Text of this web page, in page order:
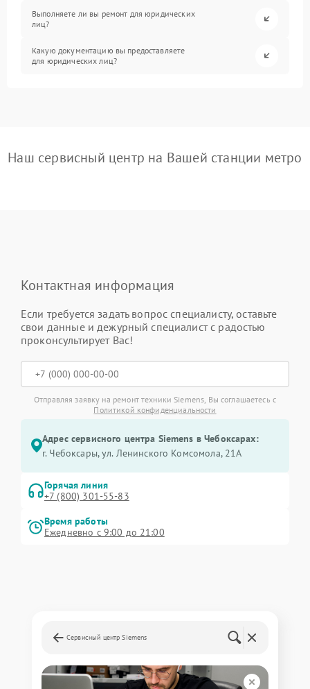
Выполняете ли вы ремонт для юридических
лиц?
Какую документацию вы предоставляете
для юридических лиц?
Наш сервисный центр на Вашей станции метро
Контактная информация
Если требуется задать вопрос специалисту, оставьте
свои данные и дежурный специалист с радостью
проконсультирует Вас!
Отправляя заявку на ремонт техники Siemens, Вы соглашаетесь с
Политикой конфиденциальности
Адрес сервисного центра Siemens в Чебоксарах:
г. Чебоксары, ул. Ленинского Комсомола, 21А
Горячая линия
+7 (800) 301-55-83
Время работы
Ежедневно с 9:00 до 21:00
Сервисный центр Siemens